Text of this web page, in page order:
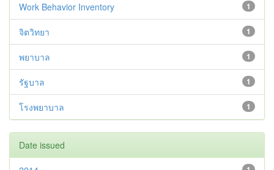
1
Work Behavior Inventory
1
จิตวิทยา
1
พยาบาล
1
รัฐบาล
1
โรงพยาบาล
Date issued